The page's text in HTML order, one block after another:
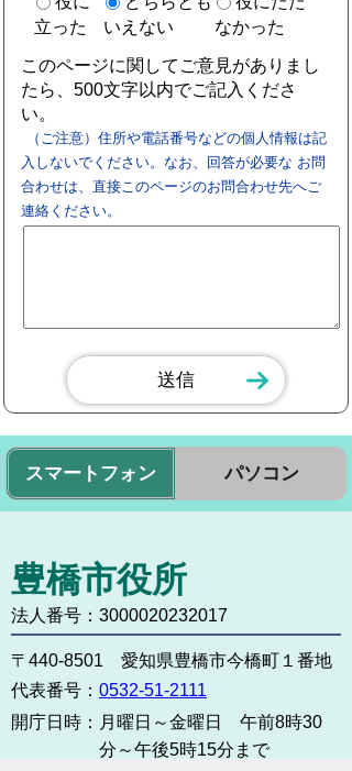
立った
いえない
なかった
このページに関してご意見がありまし
たら、500文字以内でご記入くださ
い。
（ご注意）住所や電話番号などの個人情報は記
入しないでください。なお、回答が必要な お問
合わせは、直接このページのお問合わせ先へご
連絡ください。
スマートフォン パソコン
豊橋市役所
法人番号：3000020232017
〒440-8501 愛知県豊橋市今橋町１番地
代表番号： 0532-51-2111
開庁日時： 月曜日～金曜日 午前8時30
分～午後5時15分まで